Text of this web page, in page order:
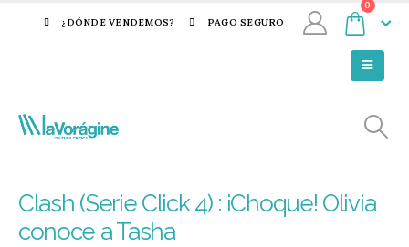
¿DÓNDE VENDEMOS? PAGO SEGURO
0
Clash (Serie Click 4) : ¡Choque! Olivia
conoce a Tasha